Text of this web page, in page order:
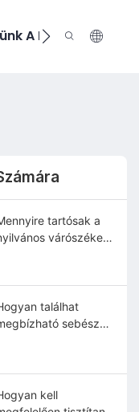
A Kapcsolatot
tartósak a
várószékek
találhat
sebészeti
kell